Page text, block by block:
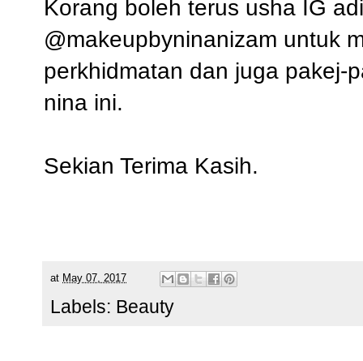
Korang boleh terus usha IG
@makeupbyninanizam untuk
perkhidmatan dan juga pakej-
nina ini.
Sekian Terima Kasih.
at May 07, 2017
Labels: Beauty